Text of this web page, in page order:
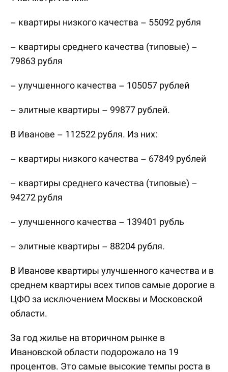
– квартиры низкого качества – 55092 рубля
– квартиры среднего качества (типовые) –
79863 рубля
– улучшенного качества – 105057 рублей
– элитные квартиры – 99877 рублей.
В Иванове – 112522 рубля. Из них:
– квартиры низкого качества – 67849 рублей
– квартиры среднего качества (типовые) –
94272 рубля
– улучшенного качества – 139401 рубль
– элитные квартиры – 88204 рубля.
В Иванове квартиры улучшенного качества и в
среднем квартиры всех типов самые дорогие в
ЦФО за исключением Москвы и Московской
области.
За год жилье на вторичном рынке в
Ивановской области подорожало на 19
процентов. Это самые высокие темпы роста в